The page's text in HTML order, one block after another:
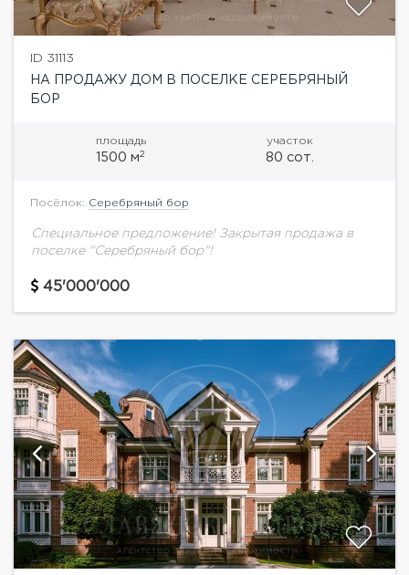
ID 31113
НА ПРОДАЖУ ДОМ В ПОСЕЛКЕ СЕРЕБРЯНЫЙ
БОР
площадь
1500 м2
участок
80 сот.
Посёлок: Серебряный бор
Специальное предложение! Закрытая продажа в
поселке "Серебряный бор"!
45'000'000